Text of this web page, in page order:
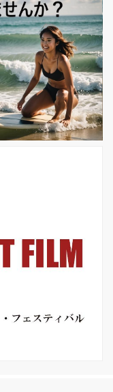
ビー』が2020年
シネマズ 日比谷
なります。 全米
作品歴代No.1オ
しい記録を打ち
イ
は 批評家84%フ